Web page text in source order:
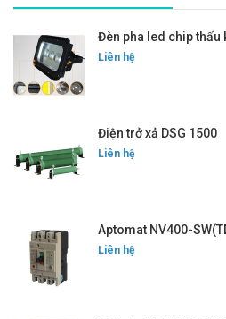
Đèn pha led chip thấu
Liên hệ
Điện trở xả DSG 1500
Liên hệ
Aptomat NV400-
Liên hệ